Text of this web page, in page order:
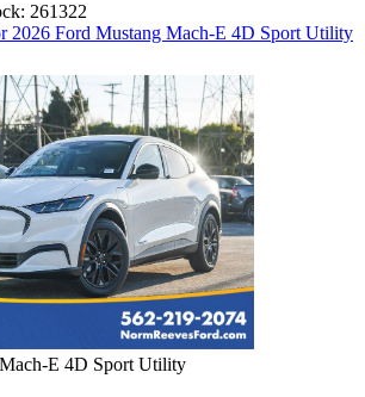
261322
2026 Ford Mustang Mach-E 4D Sport Utility
E 4D Sport Utility